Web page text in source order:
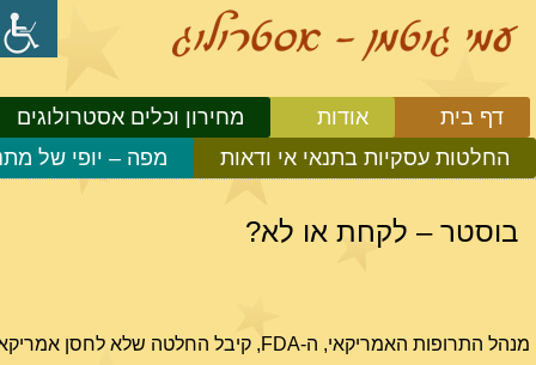
דף בית אודות
מחירון וכלים אסטרולוגים
החלטות עסקיות בתנאי אי ודאות
מפה – יופי של
בוסטר – לקחת או לא?